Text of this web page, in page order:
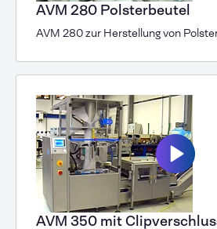
AVM 280 Polsterbeutel
AVM 280 zur Herstellung von
AVM 350 mit